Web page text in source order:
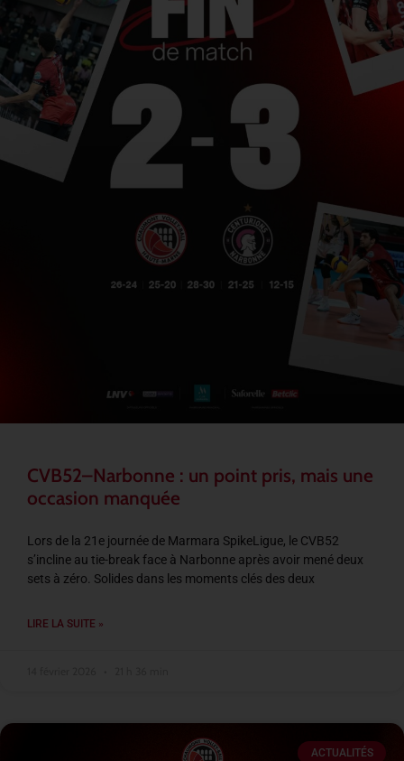
CVB52–Narbonne : un point pris, mais une
occasion manquée
Lors de la 21e journée de Marmara SpikeLigue, le CVB52
s’incline au tie-break face à Narbonne après avoir mené deux
sets à zéro. Solides dans les moments clés des deux
LIRE LA SUITE »
ACTUALITÉS